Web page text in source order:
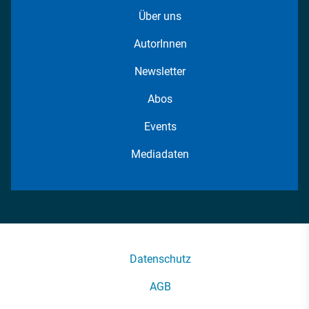
Über uns
AutorInnen
Newsletter
Abos
Events
Mediadaten
Datenschutz
AGB